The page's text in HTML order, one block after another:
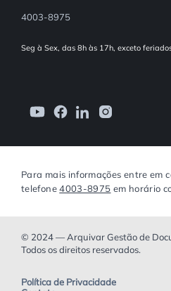
4003-8975
Seg à Sex, das 8h às 17h, exceto
Para mais informações entre em
telefone4003-8975 em horário
© 2024 — Arquivar Gestão de
Todos os direitos reservados.
Política de Privacidade